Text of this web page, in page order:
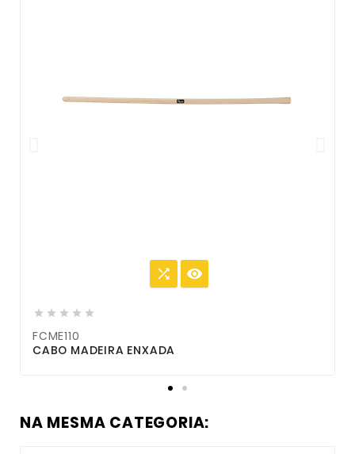
 
    
FCME110
CABO MADEIRA ENXADA
NA MESMA CATEGORIA: